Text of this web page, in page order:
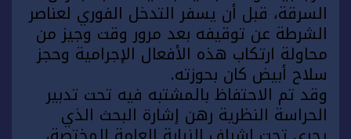
السرقة، قبل أن يسفر التدخل الفوري لعناصر
الشرطة عن توقيفه بعد مرور وقت وجيز من
محاولة ارتكاب هذه الأفعال الإجرامية وحجز
سلاح أبيض كان بحوزته.
وقد تم الاحتفاظ بالمشتبه فيه تحت تدبير
الحراسة النظرية رهن إشارة البحث الذي